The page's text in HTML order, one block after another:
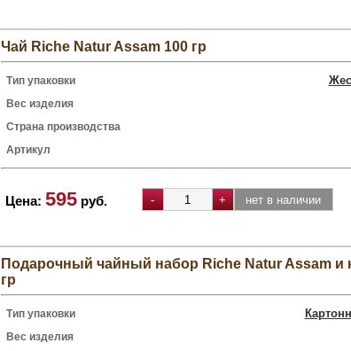
Чай Riche Natur Assam 100 гр
Тип упаковки
Вес изделия
Страна производства
Артикул
Цена: 595 руб.
Подарочный чайный набор Riche Natur Assam и
гр
Тип упаковки
Вес изделия